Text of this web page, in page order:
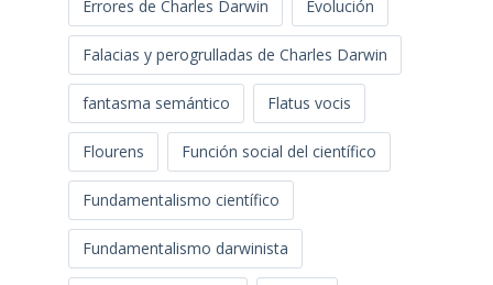
Errores de Charles Darwin Evolución
Falacias y perogrulladas de Charles Darwin
fantasma semántico Flatus vocis
Flourens Función social del científico
Fundamentalismo científico
Fundamentalismo darwinista